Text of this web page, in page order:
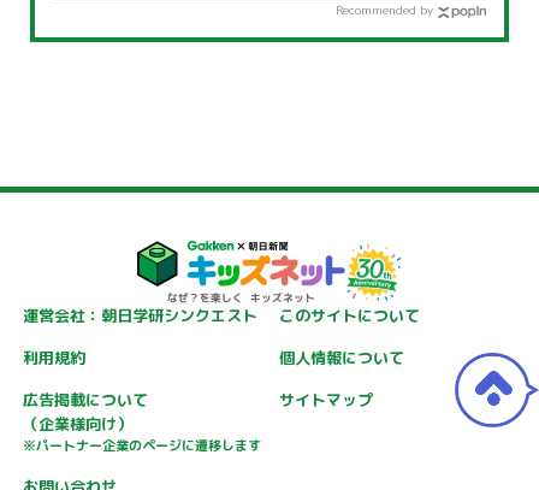
Recommended by
運営会社：朝日学研シンクエスト
このサイトについて
利用規約
個人情報について
広告掲載について
（企業様向け）
※パートナー企業のページに遷移します
サイトマップ